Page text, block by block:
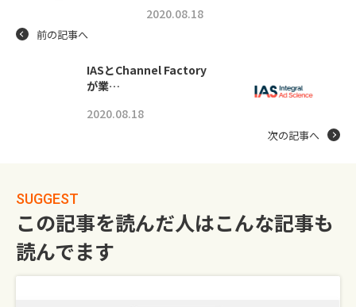
2020.08.18
前の記事へ
IASとChannel Factory
が業…
2020.08.18
次の記事へ
SUGGEST
この記事を読んだ人はこんな記事も
読んでます